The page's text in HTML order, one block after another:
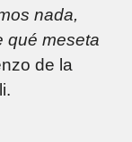
nada,
qué meseta
de la